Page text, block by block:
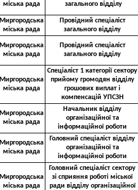
міська рада
загального відділу
Миргородська
міська рада
Провідний спеціаліст
загального відділу
Миргородська
міська рада
Провідний спеціаліст
загального відділу
Миргородська
міська рада
Спеціаліст 1 категорії сектору
прийому громодян відділу
грошових виплат і
компенсацій УПСЗН
Миргородська
міська рада
Начальник відділу
організаційної та
інформаційної роботи
Миргородська
міська рада
Головний спеціаліст відділу
організаційної та
інформаційної роботи
Миргородська
міська рада
Головний спеціаліст сектору
зі сприяння роботі міської
ради відділу організаційної